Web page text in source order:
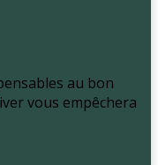
au bon
vous empêchera